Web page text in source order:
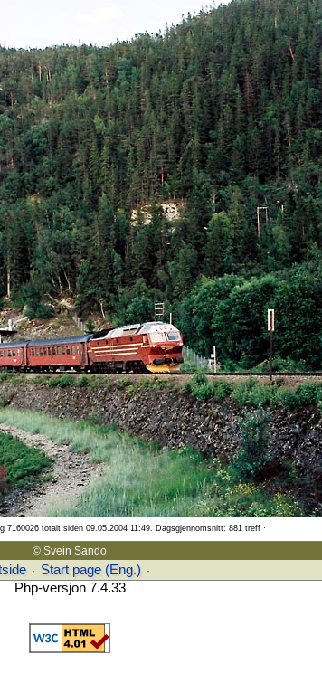
7160026 totalt siden 09.05.2004 11:49. Dagsgjennomsnitt: 881 treff ·
© Svein Sando
· Start page (Eng.) ·
Php-versjon 7.4.33